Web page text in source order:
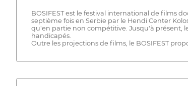
BOSIFEST est le festival international de films
septième fois en Serbie par le Hendi Center
qu'en partie non compétitive. Jusqu'à présent,
handicapés.
Outre les projections de films, le BOSIFEST